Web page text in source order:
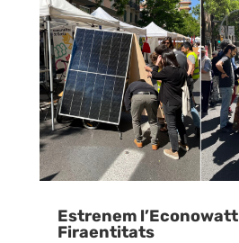
Estrenem
Firaentitats